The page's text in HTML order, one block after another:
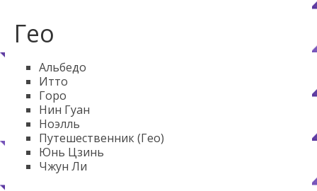
Гео
Альбедо
Итто
Горо
Нин Гуан
Ноэлль
Путешественник (Гео)
Юнь Цзинь
Чжун Ли